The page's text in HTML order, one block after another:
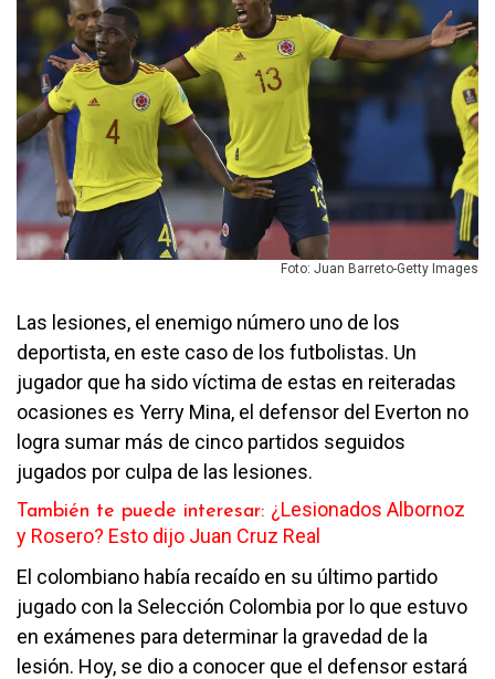
Foto: Juan Barreto-Getty Images
Las lesiones, el enemigo número uno de los
deportista, en este caso de los futbolistas. Un
jugador que ha sido víctima de estas en reiteradas
ocasiones es Yerry Mina, el defensor del Everton no
logra sumar más de cinco partidos seguidos
jugados por culpa de las lesiones.
También te puede interesar: ¿Lesionados Albornoz
y Rosero? Esto dijo Juan Cruz Real
El colombiano había recaído en su último partido
jugado con la Selección Colombia por lo que estuvo
en exámenes para determinar la gravedad de la
lesión. Hoy, se dio a conocer que el defensor estará